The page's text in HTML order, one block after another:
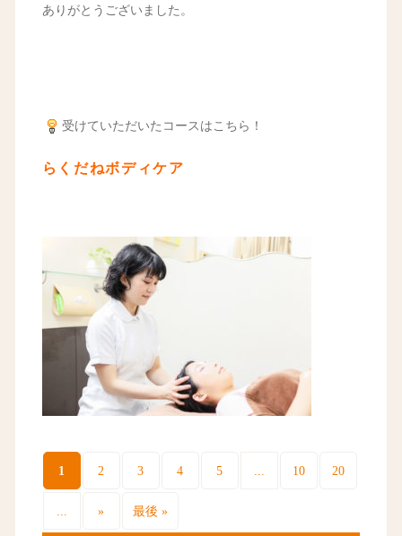
ありがとうございました。
受けていただいたコースはこちら！
らくだねボディケア
1 2 3 4 5 ... 10 20
» 最後 »